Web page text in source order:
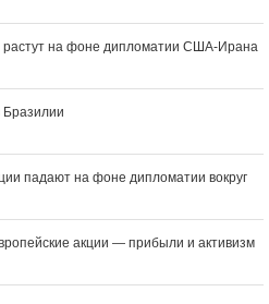
на фоне дипломатии США‑Ирана
Бразилии
падают на фоне дипломатии вокруг
акции — прибыли и активизм